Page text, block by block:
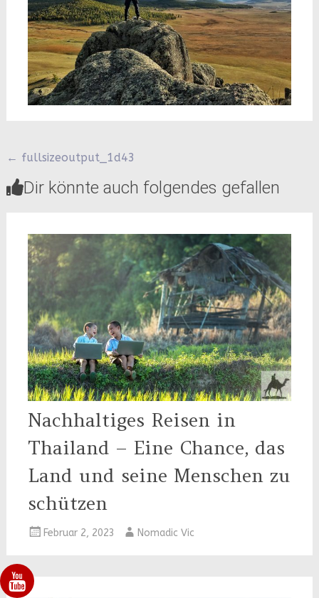
Beitragsnavigation
← fullsizeoutput_1d43
Dir könnte auch folgendes gefallen
Nachhaltiges Reisen in
Thailand – Eine Chance, das
Land und seine Menschen zu
schützen
Februar 2, 2023 Nomadic Vic